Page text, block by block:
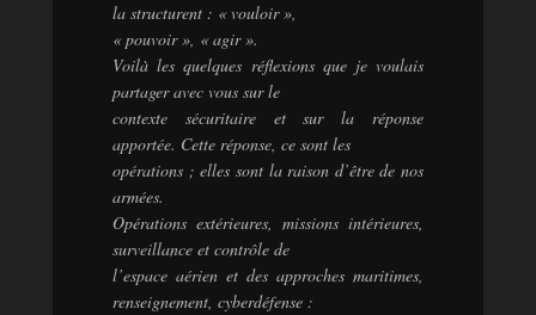
la structurent : « vouloir »,
« pouvoir », « agir ».
Voilà les quelques réflexions que je voulais
partager avec vous sur le
contexte sécuritaire et sur la réponse
apportée. Cette réponse, ce sont les
opérations ; elles sont la raison d’être de nos
armées.
Opérations extérieures, missions intérieures,
surveillance et contrôle de
l’espace aérien et des approches maritimes,
renseignement, cyberdéfense :